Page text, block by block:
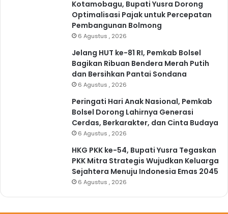
Kotamobagu, Bupati Yusra Dorong
Optimalisasi Pajak untuk Percepatan
Pembangunan Bolmong
6 Agustus , 2026
Jelang HUT ke-81 RI, Pemkab Bolsel
Bagikan Ribuan Bendera Merah Putih
dan Bersihkan Pantai Sondana
6 Agustus , 2026
Peringati Hari Anak Nasional, Pemkab
Bolsel Dorong Lahirnya Generasi
Cerdas, Berkarakter, dan Cinta Budaya
6 Agustus , 2026
HKG PKK ke-54, Bupati Yusra Tegaskan
PKK Mitra Strategis Wujudkan Keluarga
Sejahtera Menuju Indonesia Emas 2045
6 Agustus , 2026